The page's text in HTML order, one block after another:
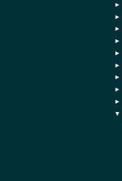
►
►
►
►
►
►
►
►
►
▼